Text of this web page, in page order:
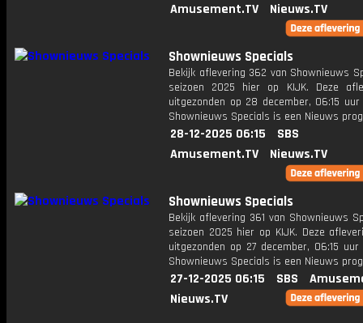
Amusement.TV
Nieuws.TV
Shownieuws Specials
Bekijk aflevering 362 van Shownieuws
seizoen 2025 hier op KIJK. Deze
uitgezonden op 28 december, 06:15
Shownieuws Specials is een Nieuws
28-12-2025 06:15
SBS
Amusement.TV
Nieuws.TV
Shownieuws Specials
Bekijk aflevering 361 van Shownieuws
seizoen 2025 hier op KIJK. Deze
uitgezonden op 27 december, 06:15
Shownieuws Specials is een Nieuws
27-12-2025 06:15 SBS
Nieuws.TV